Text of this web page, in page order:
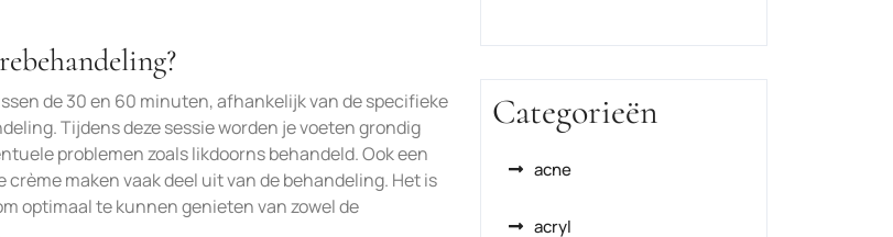
de 30 en 60 minuten, afhankelijk van de specifieke
Tijdens deze sessie worden je voeten grondig
problemen zoals likdoorns behandeld. Ook een
maken vaak deel uit van de behandeling. Het is
optimaal te kunnen genieten van zowel de
Categorieën
acne
acryl